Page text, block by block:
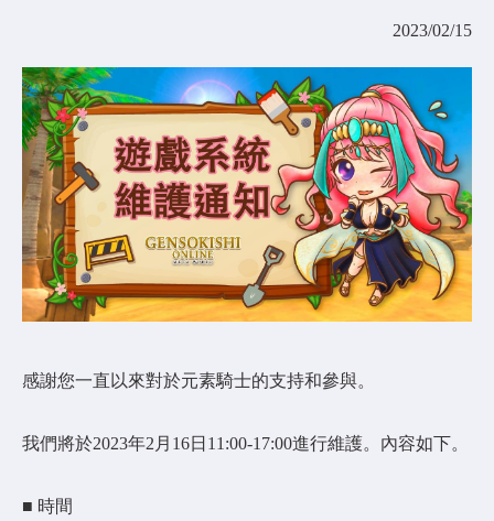
COMMUNITY
AGREEMENT&LICENCE
2023/02/15
感謝您一直以來對於元素騎士的支持和參與。
我們將於2023年2月16日11:00-17:00進行維護。內容如下。
■ 時間